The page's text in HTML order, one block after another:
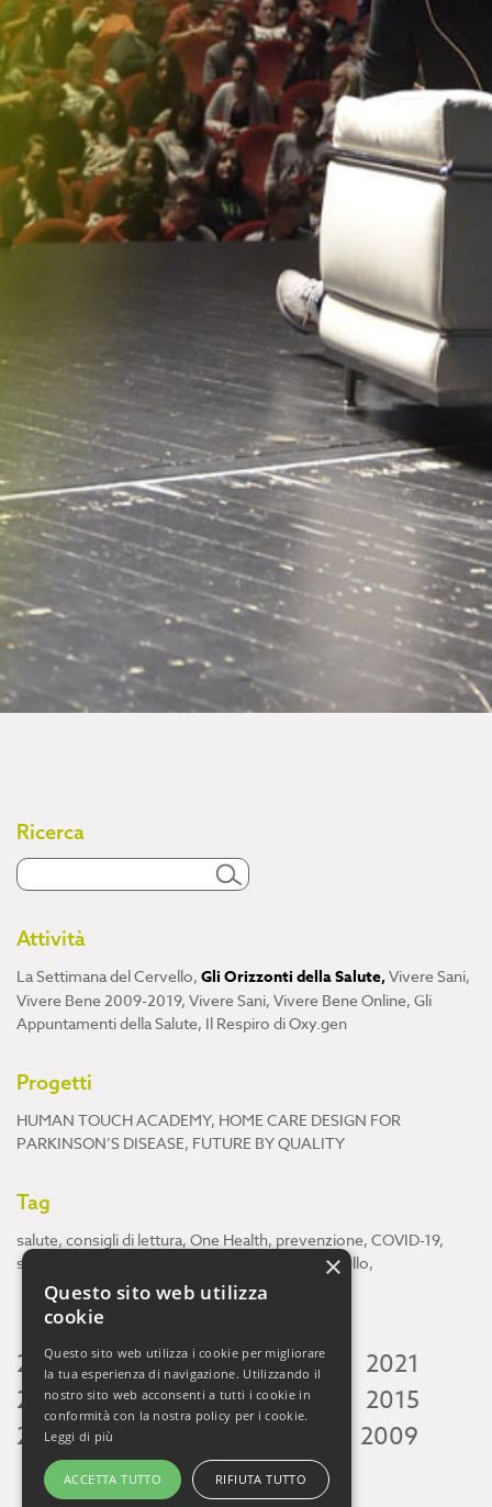
Ricerca
Attività
La Settimana del Cervello, Gli Orizzonti della Salute,Vivere Sani,
Vivere Bene 2009-2019, Vivere Sani, Vivere Bene Online, Gli
Appuntamenti della Salute, Il Respiro di Oxy.gen
Progetti
HUMAN TOUCH ACADEMY, HOME CARE DESIGN FOR
PARKINSON’S DISEASE, FUTURE BY QUALITY
Tag
salute, consigli di lettura, One Health, prevenzione, COVID-19,
scienza
cervello,
2026 2025 2024 2023 2022
2021
2020 2019 2018 2017 2016
2015
2014 2013 2009
×
Questo sito web utilizza
cookie
Questo sito web utilizza i cookie per migliorare
la tua esperienza di navigazione. Utilizzando il
nostro sito web acconsenti a tutti i cookie in
conformità con la nostra policy per i cookie.
Leggi di più
ACCETTA TUTTO RIFIUTA TUTTO